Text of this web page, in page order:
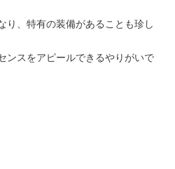
り、特有の装備があることも珍し
ンスをアピールできるやりがいで